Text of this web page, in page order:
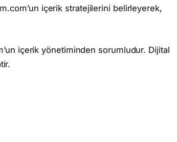
içerik stratejilerini belirleyerek,
içerik yönetiminden sorumludur. Dijital